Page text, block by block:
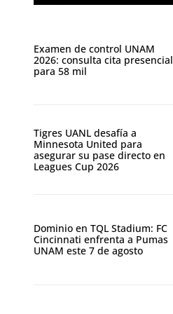
Examen de control UNAM
2026: consulta cita presencial
para 58 mil
Tigres UANL desafía a
Minnesota United para
asegurar su pase directo en
Leagues Cup 2026
Dominio en TQL Stadium: FC
Cincinnati enfrenta a Pumas
UNAM este 7 de agosto